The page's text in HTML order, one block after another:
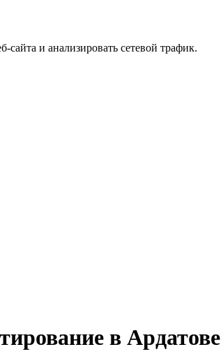
и анализировать сетевой трафик.
в Ардатове